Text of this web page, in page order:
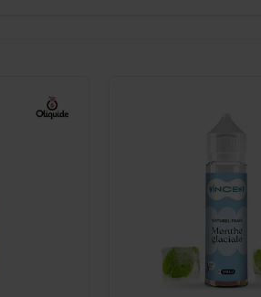
Commander